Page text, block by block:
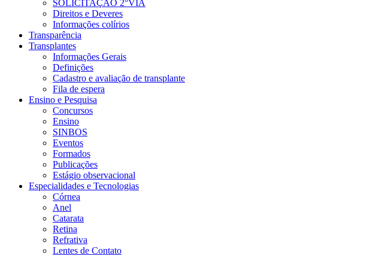
SOLICITAÇÃO 2°VIA
Direitos e Deveres
Informações colírios
Transparência
Transplantes
Informações Gerais
Definições
Cadastro e avaliação de transplante
Fila de espera
Ensino e Pesquisa
Concursos
Ensino
SINBOS
Eventos
Formados
Publicações
Estágio observacional
Especialidades e Tecnologias
Córnea
Anel
Catarata
Retina
Refrativa
Lentes de Contato